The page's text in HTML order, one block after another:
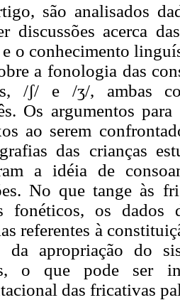
são analisados
discussões acerca
e o conhecimento
a fonologia das
/ʃ/ e /ʒ/, ambas
Os argumentos para
ao serem
das crianças
a idéia de
No que tange às
fonéticos, os dados
referentes à
da apropriação do
o que pode ser
das fricativas